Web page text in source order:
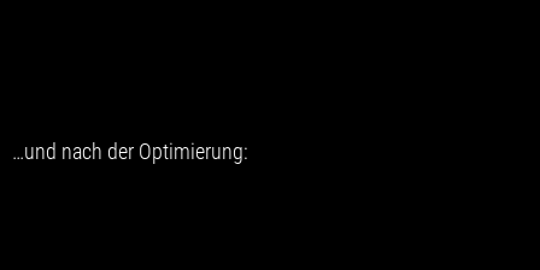
…und nach der Optimierung: